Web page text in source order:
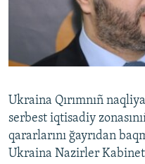
Українською
QOŞULIÑIZ!
RFE/RS bütün saytları
Ukraina Qırımnıñ
serbest iqtisadiy
qararlarını ğayrıdan
Ukraina Nazirler